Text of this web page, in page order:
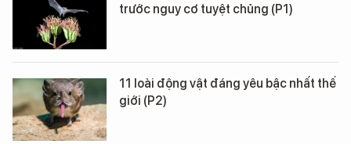
trước nguy cơ tuyệt chủng (P1)
11 loài động vật đáng yêu bậc nhất thế
giới (P2)